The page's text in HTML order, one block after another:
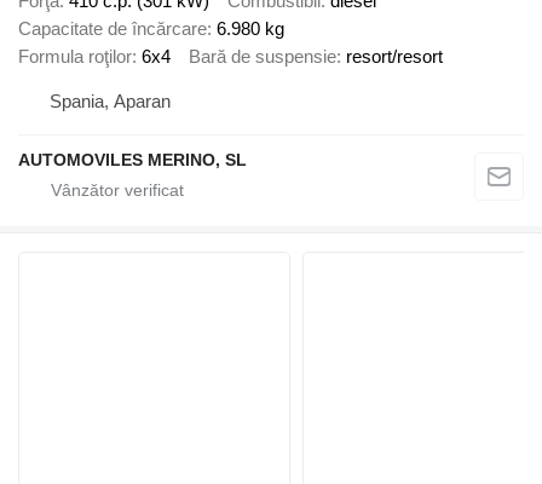
Capacitate de încărcare 6.980 kg
Formula roţilor 6x4 Bară de suspensie resort/resort
Spania, Aparan
AUTOMOVILES MERINO, SL